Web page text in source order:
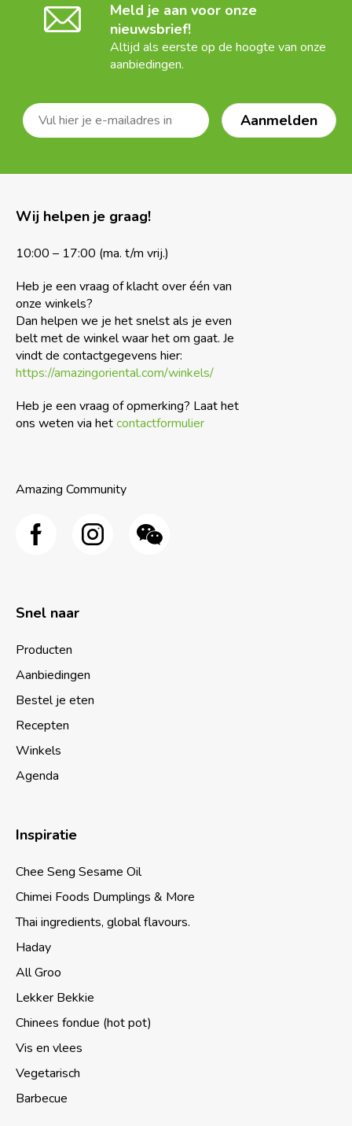
Meld je aan voor onze
nieuwsbrief!
Altijd als eerste op de hoogte van onze
aanbiedingen.
Wij helpen je graag!
10:00 – 17:00 (ma. t/m vrij.)
Heb je een vraag of klacht over één van
onze winkels?
Dan helpen we je het snelst als je even
belt met de winkel waar het om gaat. Je
vindt de contactgegevens hier:
https://amazingoriental.com/winkels/
Heb je een vraag of opmerking? Laat het
ons weten via hetcontactformulier
Amazing Community
Snel naar
Producten
Aanbiedingen
Bestel je eten
Recepten
Winkels
Agenda
Inspiratie
Chee Seng Sesame Oil
Chimei Foods Dumplings & More
Thai ingredients, global flavours.
Haday
All Groo
Lekker Bekkie
Chinees fondue (hot pot)
Vis en vlees
Vegetarisch
Barbecue